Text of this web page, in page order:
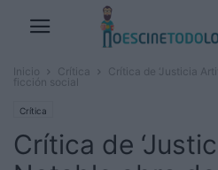
Inicio Crítica
Crítica de ‘Justicia
ficción social
Crítica
Crítica de